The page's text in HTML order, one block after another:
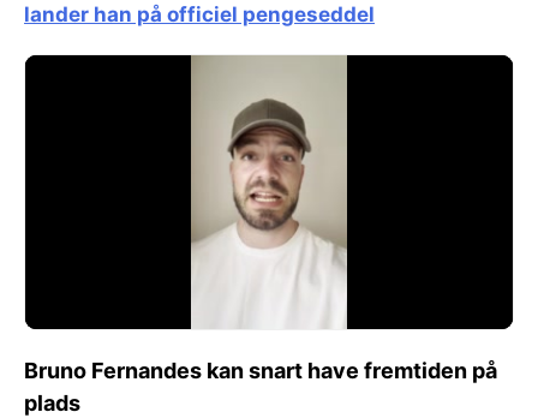
lander han på officiel pengeseddel
Bruno Fernandes kan snart have fremtiden på
plads